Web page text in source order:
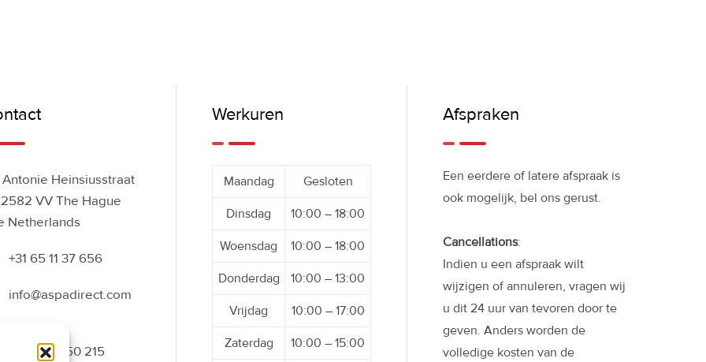
Antonie Heinsiusstraat
VV The Hague
Netherlands
+31 65 11 37 656
info@aspadirect.com
+31 70 34 50 215
Werkuren
Maandag Gesloten
Dinsdag 10:00 – 18:00
Woensdag 10:00 – 18:00
Donderdag 10:00 – 13:00
Vrijdag 10:00 – 17:00
Zaterdag 10:00 – 15:00
Afspraken
Een eerdere of latere afspraak is
ook mogelijk, bel ons gerust.
Cancellations:
Indien u een afspraak wilt
wijzigen of annuleren, vragen wij
u dit 24 uur van tevoren door te
geven. Anders worden de
volledige kosten van de